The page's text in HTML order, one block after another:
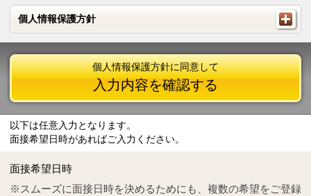
個人情報保護方針
個人情報保護方針
Tel
0570-55-0314
個人情報保護方針に同意して
入力内容を確認する
以下は任意入力となります。
面接希望日時があればご入力ください。
面接希望日時
※スムーズに面接日時を決めるためにも、複数の希望をご登録